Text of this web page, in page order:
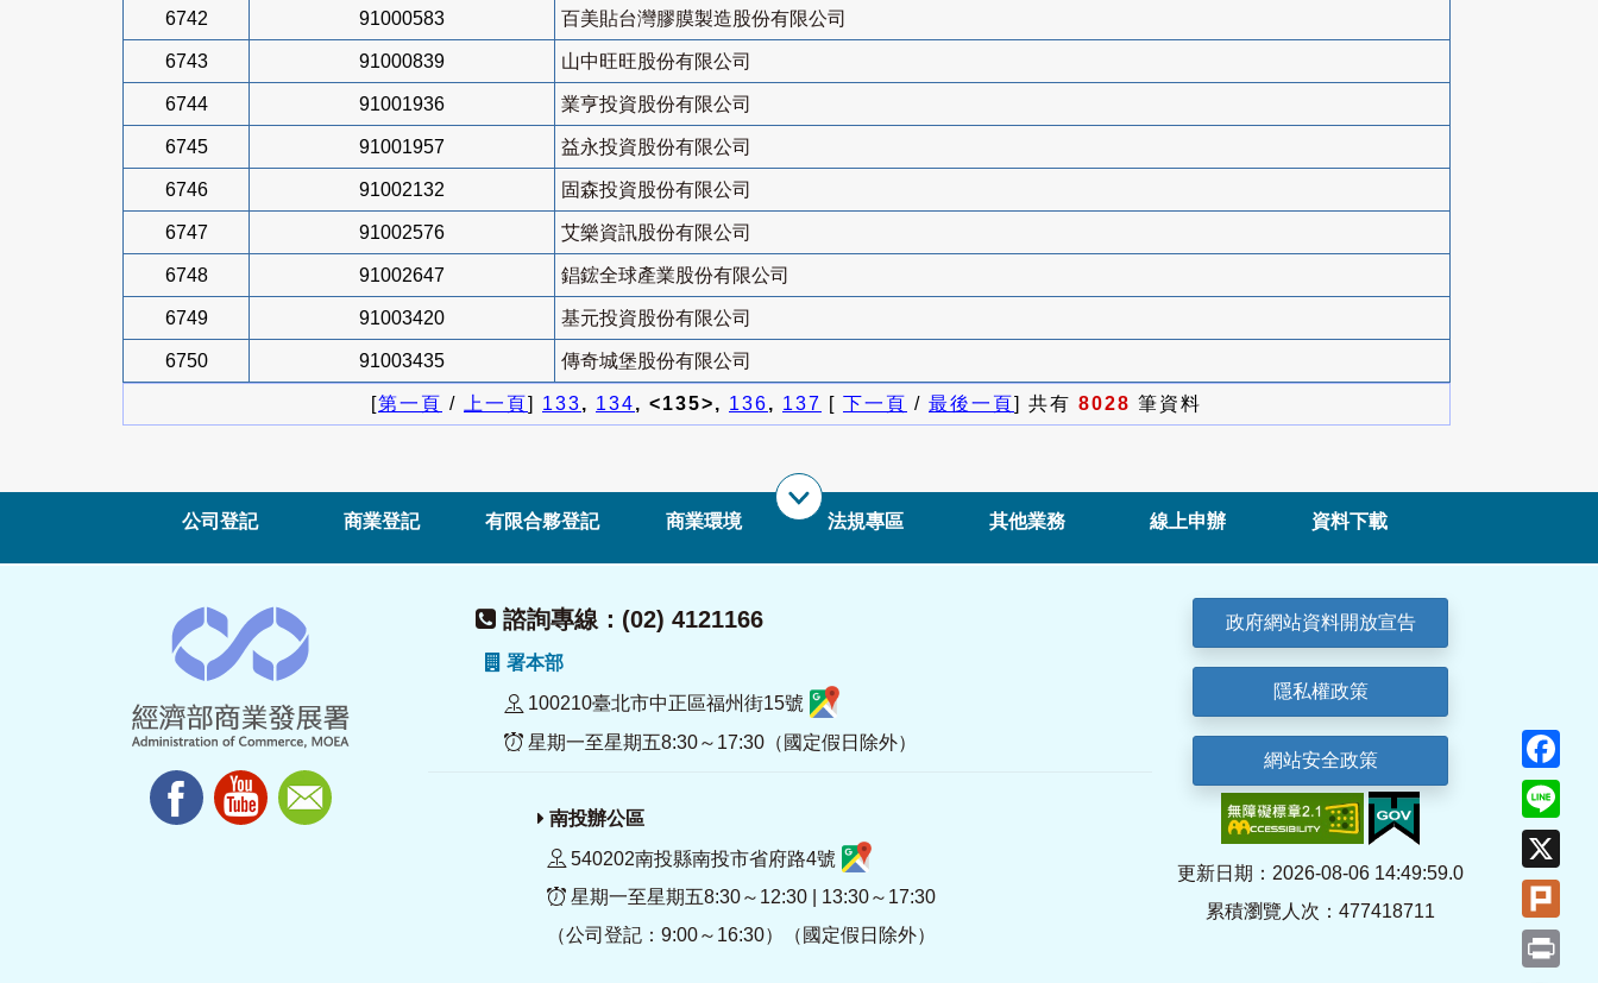
6742 91000583 百美貼台灣膠膜製造股份有限公司
6743 91000839 山中旺旺股份有限公司
6744 91001936 業亨投資股份有限公司
6745 91001957 益永投資股份有限公司
6746 91002132 固森投資股份有限公司
6747 91002576 艾樂資訊股份有限公司
6748 91002647 錩鋐全球產業股份有限公司
6749 91003420 基元投資股份有限公司
6750 91003435 傳奇城堡股份有限公司
[第一頁 / 上一頁] 133, 134, <135>, 136, 137 [ 下一頁 / 最後一頁] 共有 8028 筆資料
公司登記 商業登記 有限合夥登記 商業環境 法規專區 其他業務 線上申辦 資料下載
諮詢專線：(02) 4121166
署本部
100210臺北市中正區福州街15號
星期一至星期五8:30～17:30（國定假日除外）
南投辦公區
540202南投縣南投市省府路4號
星期一至星期五8:30～12:30 | 13:30～17:30
（公司登記：9:00～16:30）（國定假日除外）
政府網站資料開放宣告
隱私權政策
網站安全政策
更新日期：2026-08-06 14:49:59.0
累積瀏覽人次：477418711